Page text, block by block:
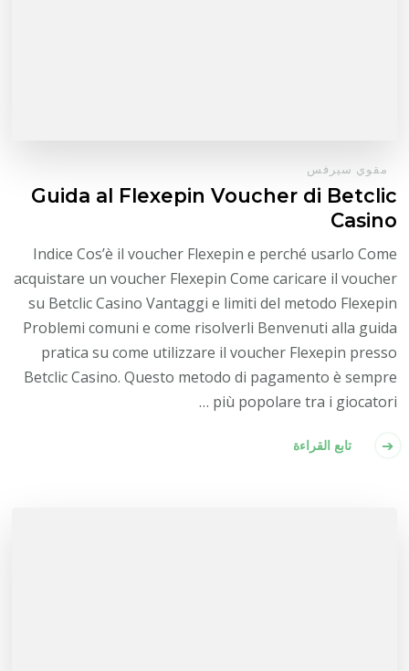
مقوي سيرفس
Guida al Flexepin Voucher di Betclic
Casino
Indice Cos’è il voucher Flexepin e perché usarlo Come
acquistare un voucher Flexepin Come caricare il voucher
su Betclic Casino Vantaggi e limiti del metodo Flexepin
Problemi comuni e come risolverli Benvenuti alla guida
pratica su come utilizzare il voucher Flexepin presso
Betclic Casino. Questo metodo di pagamento è sempre
più popolare tra i giocatori …
تابع القراءة